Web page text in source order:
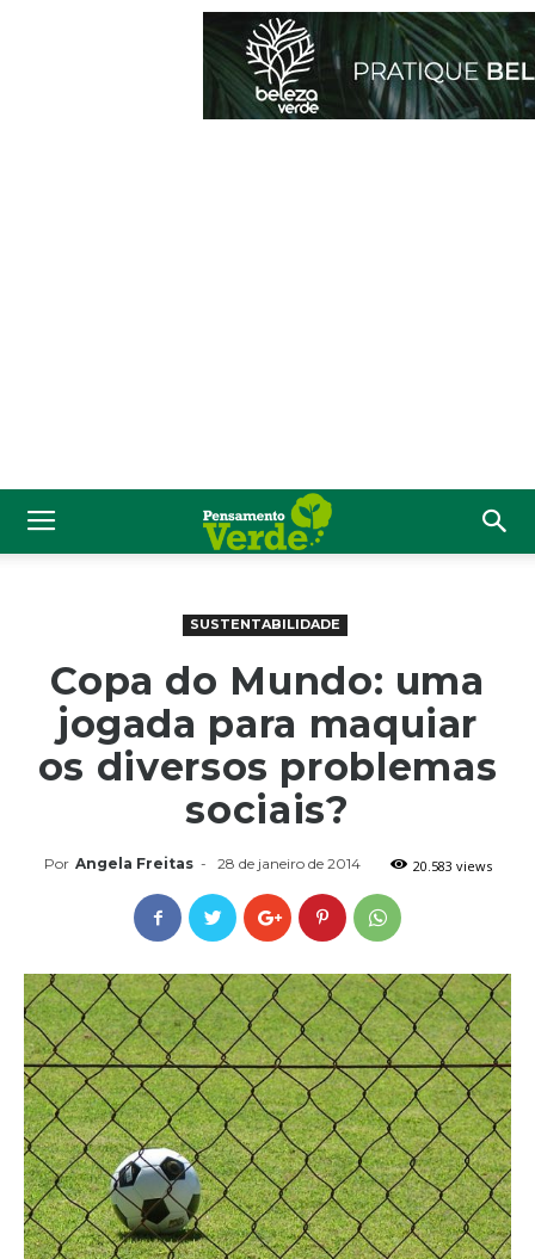
SUSTENTABILIDADE
Copa do Mundo: uma
jogada para maquiar
os diversos problemas
sociais?
Por Angela Freitas - 28 de janeiro de 2014 20.583 views